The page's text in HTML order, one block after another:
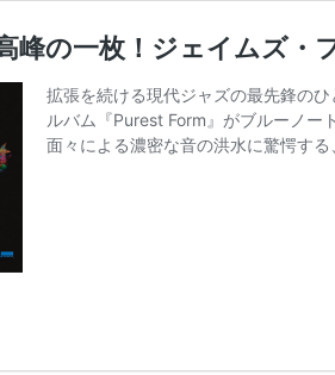
峰の一枚！ジェイムズ・
拡張を続ける現代ジャズの最先鋒の
ルバム『Purest Form』がブルーノー
面々による濃密な音の洪水に驚愕す